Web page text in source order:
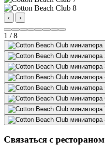
‹ ›
1 / 8
Связаться с рестораном